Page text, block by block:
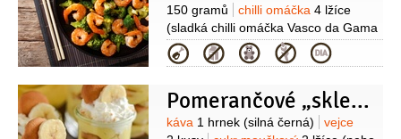
150 gramů
chilli omáčka 4 lžíce
(sladká chilli omáčka Vasco da Gama
Hamé )
ořechy kešu1 hrst
(kousek)
krevety200 gramů
150 gramů
limetka1,5 kusu
Kategorie
Pomerančové „skleničkové“ tiramisu
Suroviny
káva 1 hrnek (silná černá)
vejce